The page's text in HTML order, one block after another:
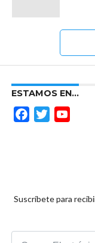
ESTAMOS EN…
FacebookTwitter
Suscríbete para